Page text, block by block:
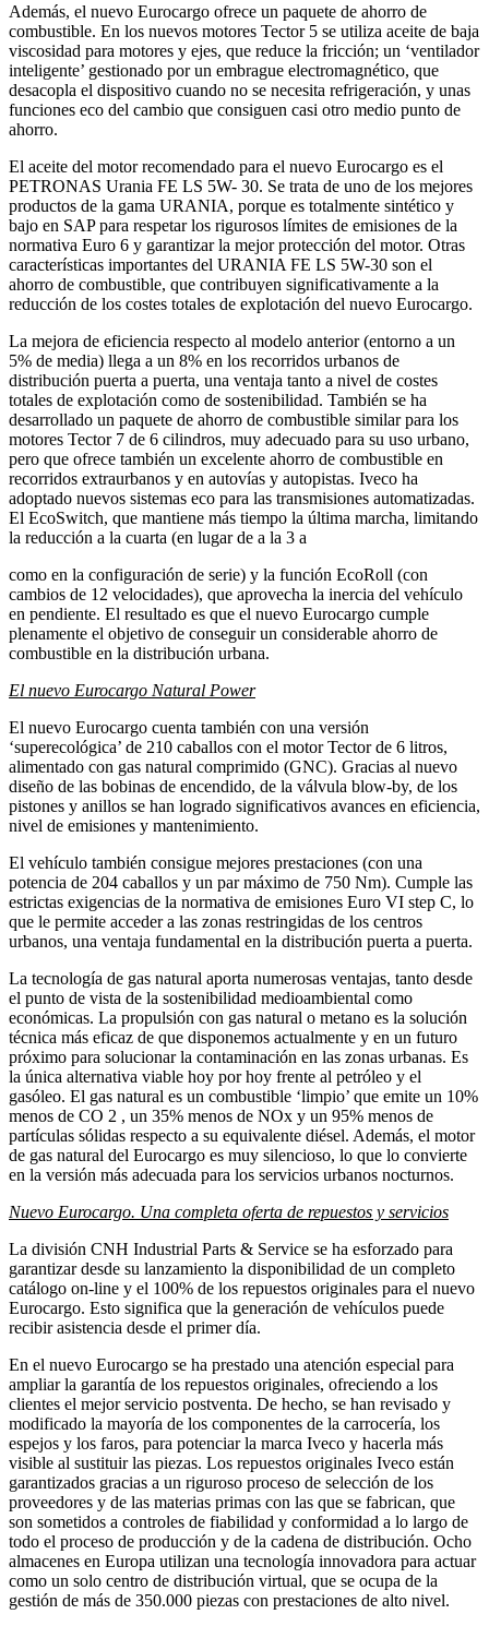
Además, el nuevo Eurocargo ofrece un paquete de ahorro de
combustible. En los nuevos motores Tector 5 se utiliza aceite de baja
viscosidad para motores y ejes, que reduce la fricción; un ‘ventilador
inteligente’ gestionado por un embrague electromagnético, que
desacopla el dispositivo cuando no se necesita refrigeración, y unas
funciones eco del cambio que consiguen casi otro medio punto de
ahorro.
El aceite del motor recomendado para el nuevo Eurocargo es el
PETRONAS Urania FE LS 5W- 30. Se trata de uno de los mejores
productos de la gama URANIA, porque es totalmente sintético y
bajo en SAP para respetar los rigurosos límites de emisiones de la
normativa Euro 6 y garantizar la mejor protección del motor. Otras
características importantes del URANIA FE LS 5W-30 son el
ahorro de combustible, que contribuyen significativamente a la
reducción de los costes totales de explotación del nuevo Eurocargo.
La mejora de eficiencia respecto al modelo anterior (entorno a un
5% de media) llega a un 8% en los recorridos urbanos de
distribución puerta a puerta, una ventaja tanto a nivel de costes
totales de explotación como de sostenibilidad. También se ha
desarrollado un paquete de ahorro de combustible similar para los
motores Tector 7 de 6 cilindros, muy adecuado para su uso urbano,
pero que ofrece también un excelente ahorro de combustible en
recorridos extraurbanos y en autovías y autopistas. Iveco ha
adoptado nuevos sistemas eco para las transmisiones automatizadas.
El EcoSwitch, que mantiene más tiempo la última marcha, limitando
la reducción a la cuarta (en lugar de a la 3 a
como en la configuración de serie) y la función EcoRoll (con
cambios de 12 velocidades), que aprovecha la inercia del vehículo
en pendiente. El resultado es que el nuevo Eurocargo cumple
plenamente el objetivo de conseguir un considerable ahorro de
combustible en la distribución urbana.
El nuevo Eurocargo Natural Power
El nuevo Eurocargo cuenta también con una versión
‘superecológica’ de 210 caballos con el motor Tector de 6 litros,
alimentado con gas natural comprimido (GNC). Gracias al nuevo
diseño de las bobinas de encendido, de la válvula blow-by, de los
pistones y anillos se han logrado significativos avances en eficiencia,
nivel de emisiones y mantenimiento.
El vehículo también consigue mejores prestaciones (con una
potencia de 204 caballos y un par máximo de 750 Nm). Cumple las
estrictas exigencias de la normativa de emisiones Euro VI step C, lo
que le permite acceder a las zonas restringidas de los centros
urbanos, una ventaja fundamental en la distribución puerta a puerta.
La tecnología de gas natural aporta numerosas ventajas, tanto desde
el punto de vista de la sostenibilidad medioambiental como
económicas. La propulsión con gas natural o metano es la solución
técnica más eficaz de que disponemos actualmente y en un futuro
próximo para solucionar la contaminación en las zonas urbanas. Es
la única alternativa viable hoy por hoy frente al petróleo y el
gasóleo. El gas natural es un combustible ‘limpio’ que emite un 10%
menos de CO 2 , un 35% menos de NOx y un 95% menos de
partículas sólidas respecto a su equivalente diésel. Además, el motor
de gas natural del Eurocargo es muy silencioso, lo que lo convierte
en la versión más adecuada para los servicios urbanos nocturnos.
Nuevo Eurocargo. Una completa oferta de repuestos y servicios
La división CNH Industrial Parts & Service se ha esforzado para
garantizar desde su lanzamiento la disponibilidad de un completo
catálogo on-line y el 100% de los repuestos originales para el nuevo
Eurocargo. Esto significa que la generación de vehículos puede
recibir asistencia desde el primer día.
En el nuevo Eurocargo se ha prestado una atención especial para
ampliar la garantía de los repuestos originales, ofreciendo a los
clientes el mejor servicio postventa. De hecho, se han revisado y
modificado la mayoría de los componentes de la carrocería, los
espejos y los faros, para potenciar la marca Iveco y hacerla más
visible al sustituir las piezas. Los repuestos originales Iveco están
garantizados gracias a un riguroso proceso de selección de los
proveedores y de las materias primas con las que se fabrican, que
son sometidos a controles de fiabilidad y conformidad a lo largo de
todo el proceso de producción y de la cadena de distribución. Ocho
almacenes en Europa utilizan una tecnología innovadora para actuar
como un solo centro de distribución virtual, que se ocupa de la
gestión de más de 350.000 piezas con prestaciones de alto nivel.